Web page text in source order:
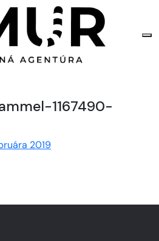
2019
1167490-